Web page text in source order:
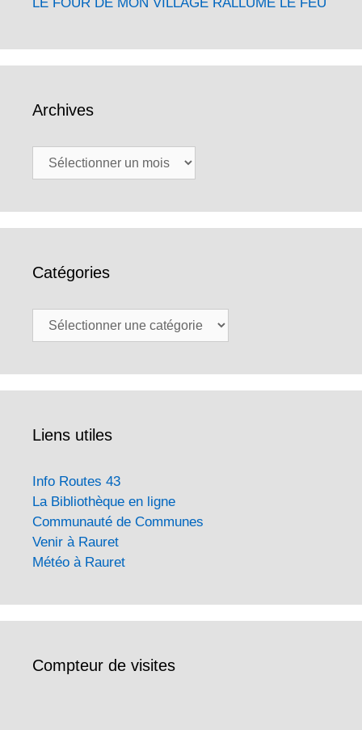
Archives
Archives
Catégories
Catégories
Liens utiles
Info Routes 43
La Bibliothèque en ligne
Communauté de Communes
Venir à Rauret
Météo à Rauret
Compteur de visites